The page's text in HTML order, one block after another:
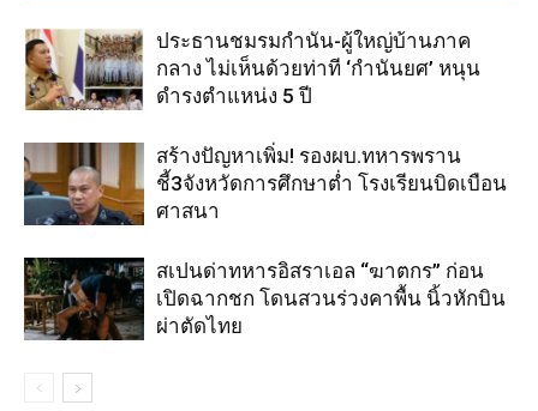
ประธานชมรมกำนัน-ผู้ใหญ่บ้านภาค
กลาง ไม่เห็นด้วยท่าที ‘กำนันยศ’ หนุน
ดำรงตำแหน่ง 5 ปี
สร้างปัญหาเพิ่ม! รองผบ.ทหารพราน
ชี้3จังหวัดการศึกษาต่ำ โรงเรียนบิดเบือน
ศาสนา
สเปนด่าทหารอิสราเอล “ฆาตกร” ก่อน
เปิดฉากชก โดนสวนร่วงคาพื้น นิ้วหักบิน
ผ่าตัดไทย